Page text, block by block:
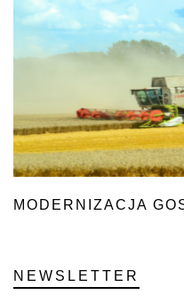
MODERNIZACJA
NEWSLETTER